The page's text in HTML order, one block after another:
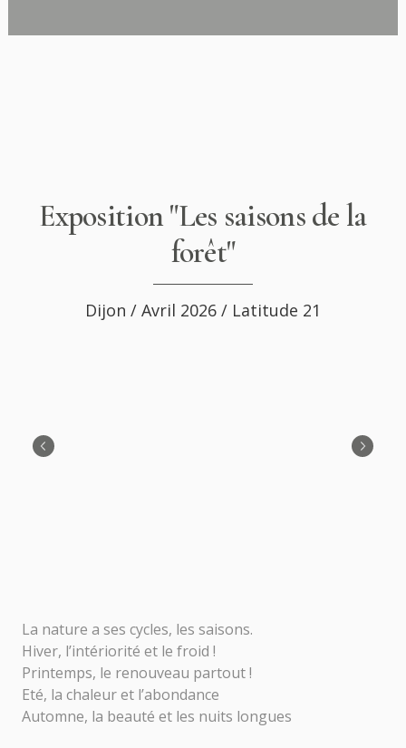
Exposition "Les saisons de la
forêt"
Dijon / Avril 2026 / Latitude 21
La nature a ses cycles, les saisons.
Hiver, l’intériorité et le froid !
Printemps, le renouveau partout !
Eté, la chaleur et l’abondance
Automne, la beauté et les nuits longues